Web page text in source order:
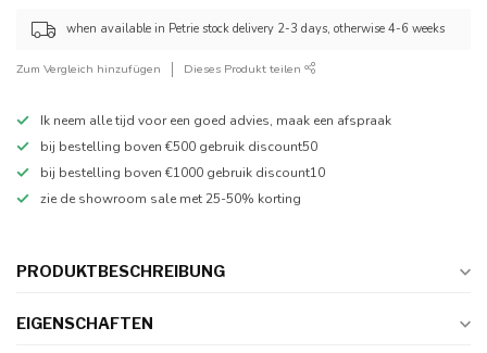
when available in Petrie stock delivery 2-3 days, otherwise 4-6 weeks
Zum Vergleich hinzufügen Dieses Produkt teilen
Ik neem alle tijd voor een goed advies, maak een afspraak
bij bestelling boven €500 gebruik discount50
bij bestelling boven €1000 gebruik discount10
zie de showroom sale met 25-50% korting
PRODUKTBESCHREIBUNG
EIGENSCHAFTEN